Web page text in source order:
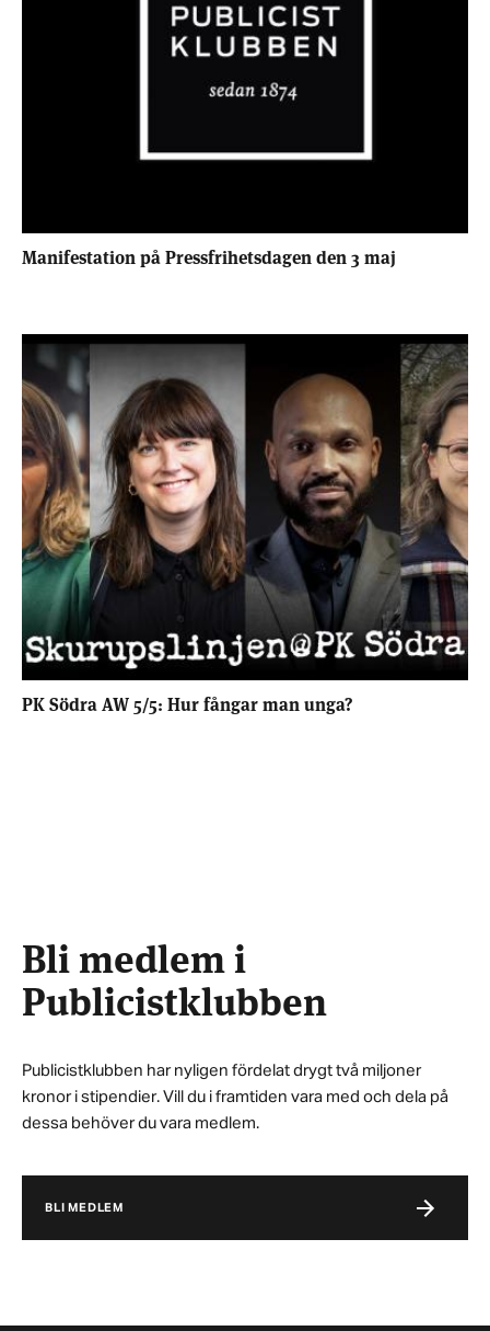
Manifestation på Pressfrihetsdagen den 3 maj
PK Södra AW 5/5: Hur fångar man unga?
Bli medlem i
Publicistklubben
Publicistklubben har nyligen fördelat drygt två miljoner
kronor i stipendier. Vill du i framtiden vara med och dela på
dessa behöver du vara medlem.
BLI MEDLEM